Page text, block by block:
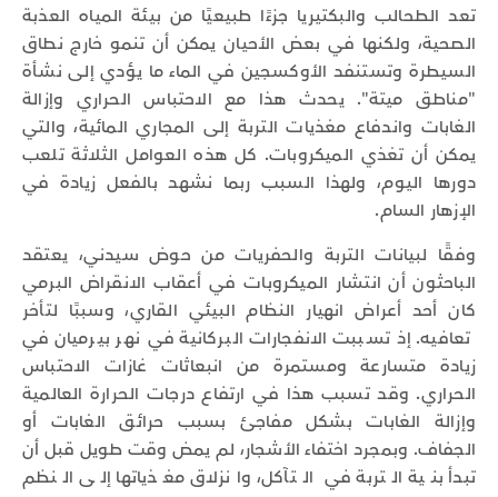
تعد الطحالب والبكتيريا جزءًا طبيعيًا من بيئة المياه العذبة
الصحية، ولكنها في بعض الأحيان يمكن أن تنمو خارج نطاق
السيطرة وتستنفد الأوكسجين في الماء ما يؤدي إلى نشأة
"مناطق ميتة". يحدث هذا مع الاحتباس الحراري وإزالة
الغابات واندفاع مغذيات التربة إلى المجاري المائية، والتي
يمكن أن تغذي الميكروبات. كل هذه العوامل الثلاثة تلعب
دورها اليوم، ولهذا السبب ربما نشهد بالفعل زيادة في
الإزهار السام.
وفقًا لبيانات التربة والحفريات من حوض سيدني، يعتقد
الباحثون أن انتشار الميكروبات في أعقاب الانقراض البرمي
كان أحد أعراض انهيار النظام البيئي القاري، وسببًا لتأخر
تعافيه. إذ تسببت الانفجارات البركانية في نهر بيرميان في
زيادة متسارعة ومستمرة من انبعاثات غازات الاحتباس
الحراري. وقد تسبب هذا في ارتفاع درجات الحرارة العالمية
وإزالة الغابات بشكل مفاجئ بسبب حرائق الغابات أو
الجفاف. وبمجرد اختفاء الأشجار، لم يمض وقت طويل قبل أن
تبدأ بنية التربة في التآكل، وانزلاق مغذياتها إلى النظم